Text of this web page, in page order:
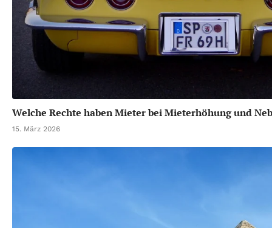
Welche Rechte haben Mieter bei Mieterhöhung und
15. März 2026